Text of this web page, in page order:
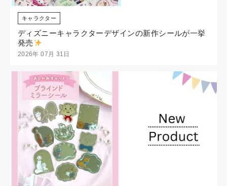
キャラクター
ディズニーキャラクターデザインの新作シールが一挙
発売
2026年 07月 31日